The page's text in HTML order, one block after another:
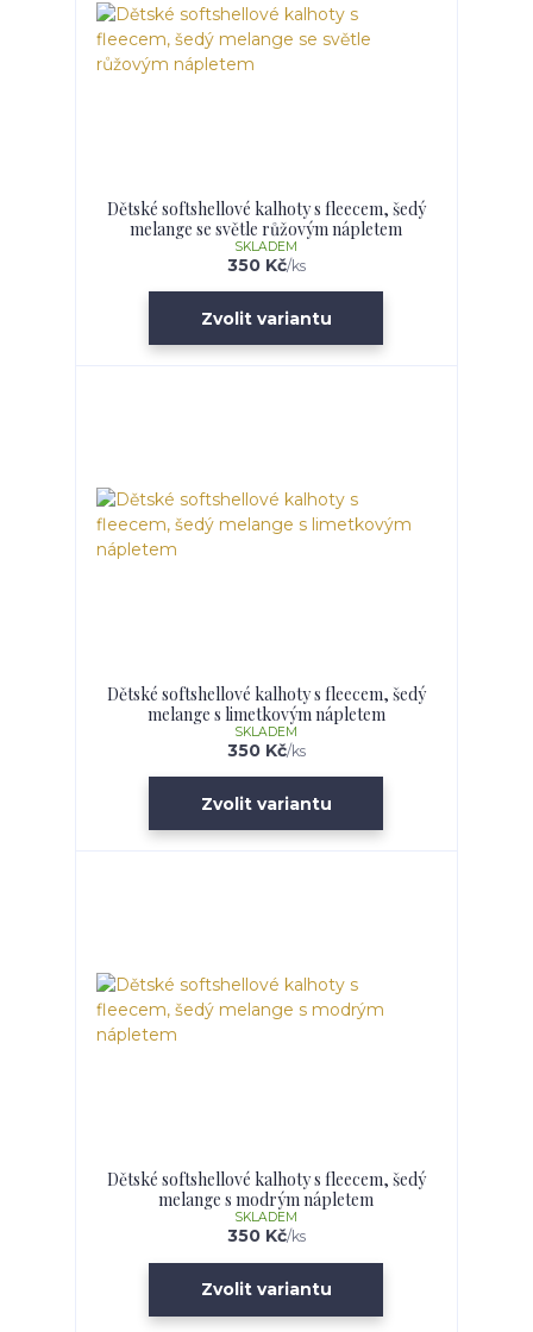
Dětské softshellové kalhoty s fleecem, šedý
melange se světle růžovým nápletem
350 Kč/ks
SKLADEM
Zvolit variantu
Dětské softshellové kalhoty s fleecem, šedý
melange s limetkovým nápletem
350 Kč/ks
SKLADEM
Zvolit variantu
Dětské softshellové kalhoty s fleecem, šedý
melange s modrým nápletem
350 Kč/ks
SKLADEM
Zvolit variantu